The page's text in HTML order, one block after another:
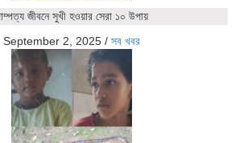
জীবনে সুখী হওয়ার সেরা ১০ উপায়
September 2, 2025 / সব খবর